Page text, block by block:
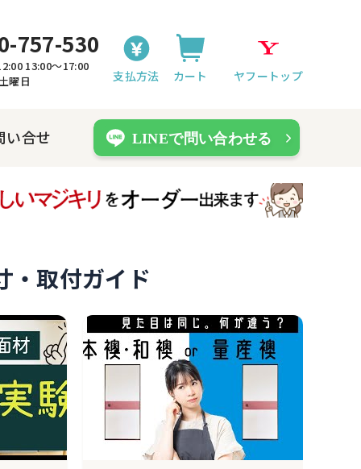
757-530
13:00〜17:00
曜日
支払方法 カート ヤフートップ
い合せ
・取付ガイド